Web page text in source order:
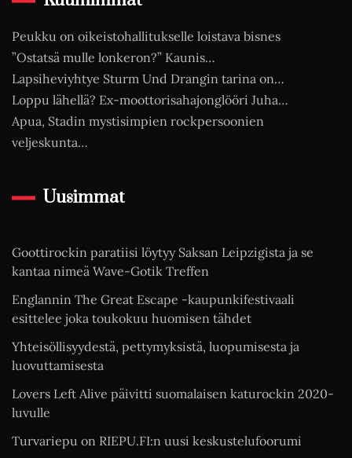
Peukku on oikeistohallitukselle loistava bisnes
”Ostatsä mulle lonkeron?” Kaunis…
Lapsiheviyhtye Sturm Und Drangin tarina on…
Loppu lähellä? Ex-moottorisahajonglööri Juha…
Apua, Stadin mystisimpien rockpersoonien
veljeskunta…
Uusimmat
Goottirockin paratiisi löytyy Saksan Leipzigista ja se
kantaa nimeä Wave-Gotik Treffen
Englannin The Great Escape -kaupunkifestivaali
esittelee joka toukokuu huomisen tähdet
Yhteisöllisyydestä, pettymyksistä, luopumisesta ja
luovuttamisesta
Lovers Left Alive päivitti suomalaisen katurockin 2020-
luvulle
Turvariepu on RIEPU.FI:n uusi keskustelufoorumi